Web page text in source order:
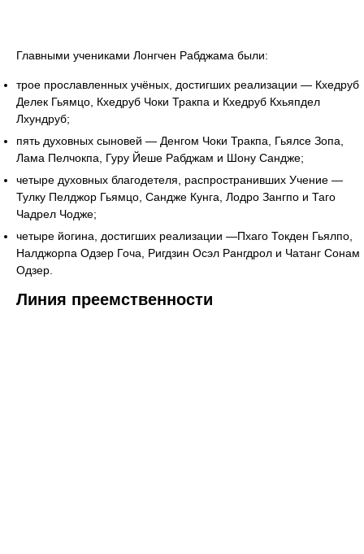
Главными учениками Лонгчен Рабджама были:
трое прославленных учёных, достигших реализации — Кхедруб
Делек Гьямцо, Кхедруб Чоки Тракпа и Кхедруб Кхьяпдел
Лхундруб;
пять духовных сыновей — Денгом Чоки Тракпа, Гьялсе Зопа,
Лама Пелчокпа, Гуру Йеше Рабджам и Шону Сандже;
четыре духовных благодетеля, распространивших Учение —
Тулку Пелджор Гьямцо, Сандже Кунга, Лодро Зангпо и Таго
Чадрел Чодже;
четыре йогина, достигших реализации —Пхаго Токден Гьялпо,
Налджорпа Одзер Гоча, Ригдзин Осэл Рангдрол и Чатанг Сонам
Одзер.
Линия преемственности